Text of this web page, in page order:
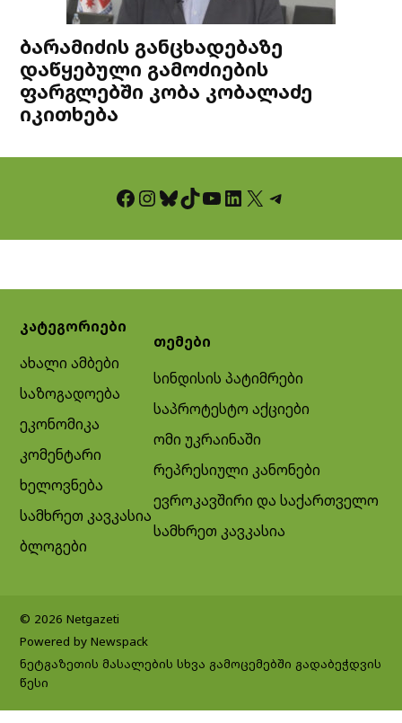
ბარამიძის განცხადებაზე
დაწყებული გამოძიების
ფარგლებში კობა კობალაძე
იკითხება
Facebook InstagramBluesky TikTok YouTube LinkedIn X Telegram
კატეგორიები
ახალი ამბები
საზოგადოება
ეკონომიკა
კომენტარი
ხელოვნება
სამხრეთ კავკასია
ბლოგები
თემები
სინდისის პატიმრები
საპროტესტო აქციები
ომი უკრაინაში
რეპრესიული კანონები
ევროკავშირი და საქართველო
სამხრეთ კავკასია
© 2026 Netgazeti
Powered by Newspack
ნეტგაზეთის მასალების სხვა გამოცემებში გადაბეჭდვის
წესი